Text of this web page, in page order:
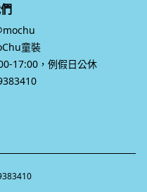
童裝
17:00，例假日公休